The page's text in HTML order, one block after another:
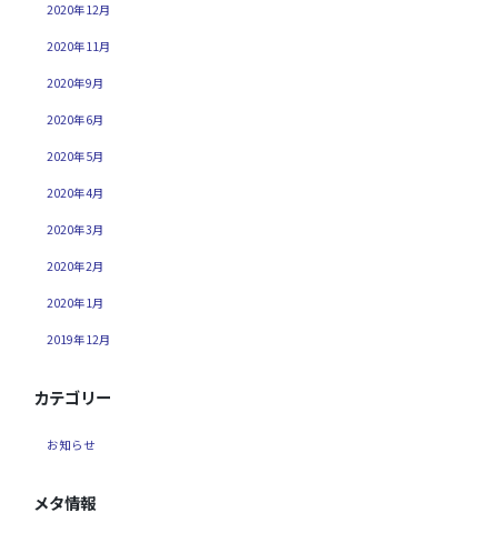
2020年12月
2020年11月
2020年9月
2020年6月
2020年5月
2020年4月
2020年3月
2020年2月
2020年1月
2019年12月
カテゴリー
お知らせ
メタ情報